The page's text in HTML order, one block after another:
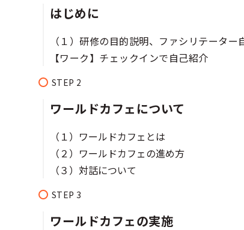
はじめに​
（１）研修の目的説明、ファシリテーター
【ワーク】チェックインで自己紹介​​
ワールドカフェについて​​​
（１）ワールドカフェとは​
（２）ワールドカフェの進め方​
（３）対話について​
ワールドカフェの実施​​​​